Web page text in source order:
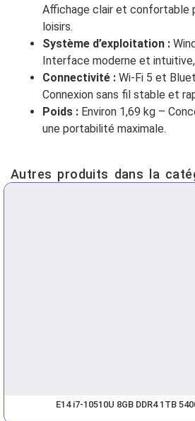
Affichage clair et confortable
loisirs.
Système d’exploitation :
Interface moderne et
Connectivité : Wi-Fi 5 et
Connexion sans fil stable et
Poids : Environ 1,69 kg –
une portabilité maximale.
Autres produits dans la
E14 i7-10510U 8GB DDR4 1TB